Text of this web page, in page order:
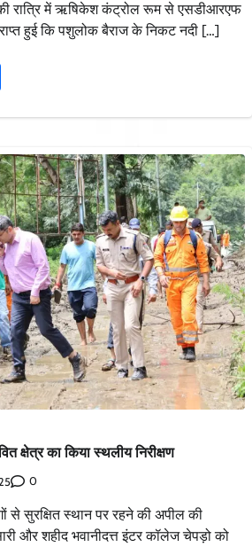
रात्रि में ऋषिकेश कंट्रोल रूम से एसडीआरएफ
हुई कि पशुलोक बैराज के निकट नदी […]
क्षेत्र का किया स्थलीय निरीक्षण
0
से सुरक्षित स्थान पर रहने की अपील की
और शहीद भवानीदत्त इंटर कॉलेज चेपड़ो को